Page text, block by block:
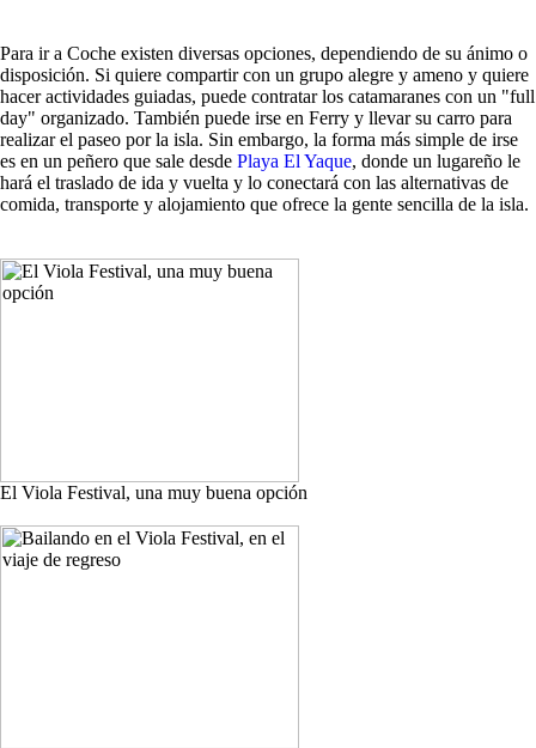
Para ir a Coche existen diversas opciones, dependiendo de su ánimo o
disposición. Si quiere compartir con un grupo alegre y ameno y quiere
hacer actividades guiadas, puede contratar los catamaranes con un "full
day" organizado. También puede irse en Ferry y llevar su carro para
realizar el paseo por la isla. Sin embargo, la forma más simple de irse
es en un peñero que sale desde Playa El Yaque, donde un lugareño le
hará el traslado de ida y vuelta y lo conectará con las alternativas de
comida, transporte y alojamiento que ofrece la gente sencilla de la isla.
El Viola Festival, una muy buena opción